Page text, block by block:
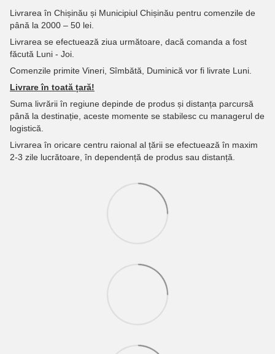
Livrarea în Chișinău și Municipiul Chișinău pentru comenzile de
până la 2000 – 50 lei.
Livrarea se efectuează ziua următoare, dacă comanda a fost
făcută Luni - Joi.
Comenzile primite Vineri, Sîmbătă, Duminică vor fi livrate Luni.
Livrare în toată țară!
Suma livrării în regiune depinde de produs și distanța parcursă
până la destinație, aceste momente se stabilesc cu managerul de
logistică.
Livrarea în oricare centru raional al țării se efectuează în maxim
2-3 zile lucrătoare, în dependență de produs sau distanță.